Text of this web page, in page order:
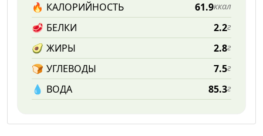
🔥 КАЛОРИЙНОСТЬ 61.9ккал
🥩 БЕЛКИ 2.2г
🥑 ЖИРЫ 2.8г
🍞 УГЛЕВОДЫ 7.5г
💧️ ВОДА 85.3г